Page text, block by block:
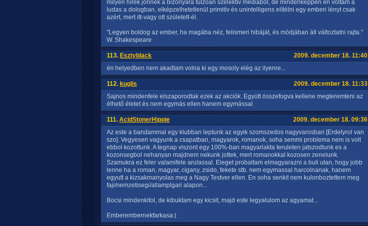
milyen hírek jönnek a bizonyára túlzóan szelektív médiából, de mindenképpen én voltam a
ludas a dologban, elképzelhetetlenül primitív és unintelligens elítélni egy emberi lényt csak
azért, mert itt-vagy ott született-él.
"Legyen boldog az ember, ha magába néz, felismeri hibáját, és módjában áll változtatni rajta."
W. Shakespeare
113. Esztyblack
2009. december 18. 11:40
én helyedben nem akadtam volna ki egy mosoly elég az ilyenre...
112. kuglis
2009. december 18. 11:33
Sajnos mindenfele elszaporodtak ezek az akciók. Együtt összefogva kellene megteremteni az
élhető életet és nem egymás ellen hanem egymással
111. AcidStonerHippie
2009. december 18. 09:36
Az este a bandammal egy klubban leptunk az egyik szomszedos nagyvarosban [Erdelyrol van
szo]. Vegyesen vagyunk a csapatban, magyarok, romanok, soha semmi problema nem is volt
ebbol kozottunk. A tegnap viszont egy 100%-ban magyarlakta teruleten jatszodtunk es a
kozonsegbol nehanyan majdnem nekunk jottek, mert romanokkal kozosen zenelunk.
Szamukra ez feler valamifele arulassal. Eleget probaltam elmagyarazni a buli utan, hogy jobb
lenne ha a roman, magyar, cigany, zsido, fekete stb. nem egymassal harcolnanak, hanem
egyutt a kizsakmanyolas meg a Nagy Testver ellen. En soha senkit nem kulonboztettem meg
faji/nemzetisegi/allamplgari alapon...
Bocsi mindenkitol, de kibuktam egy kicsit, majd este legyalulom az agyamat...
Emberembernekfarkasa:(